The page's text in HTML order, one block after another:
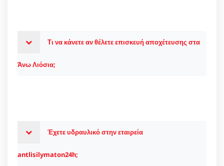
Τι να κάνετε αν θέλετε επισκευή αποχέτευσης στα
Άνω Λιόσια;
Έχετε υδραυλικό στην εταιρεία
antlisilymaton24h;